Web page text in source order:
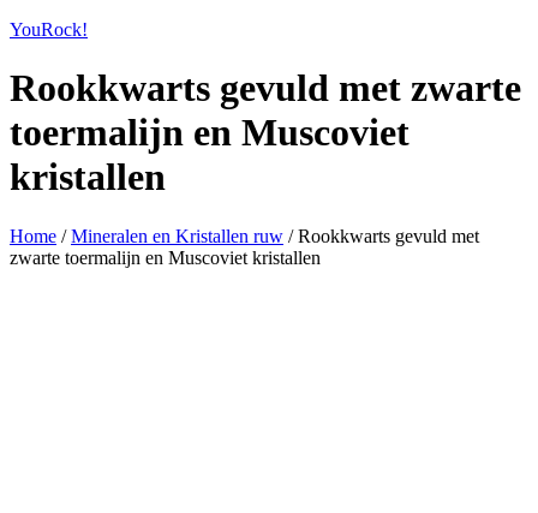
YouRock!
Rookkwarts gevuld met zwarte
toermalijn en Muscoviet
kristallen
Home /Mineralen en Kristallen ruw / Rookkwarts gevuld met
zwarte toermalijn en Muscoviet kristallen